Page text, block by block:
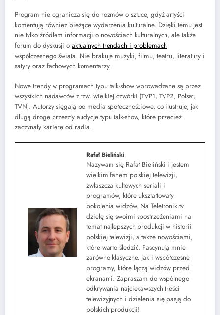
Program nie ogranicza się do rozmów o sztuce, gdyż artyści
komentują również bieżące wydarzenia kulturalne. Dzięki temu jest
nie tylko źródłem informacji o nowościach kulturalnych, ale także
forum do dyskusji o aktualnych trendach i problemach
współczesnego świata. Nie brakuje muzyki, filmu, teatru, literatury i
satyry oraz fachowych komentarzy.
Nowe trendy w programach typu talk-show wprowadzane są przez
wszystkich nadawców z tzw. wielkiej czwórki (TVP1, TVP2, Polsat,
TVN). Autorzy sięgają po media społecznościowe, co ilustruje, jak
długą drogę przeszły audycje typu talk-show, które przecież
zaczynały karierę od radia.
Rafał Bieliński
Nazywam się Rafał Bieliński i jestem
wielkim fanem polskiej telewizji,
zwłaszcza kultowych seriali i
programów, które ukształtowały
pokolenia widzów. Na Teletronik.tv
dzielę się swoimi spostrzeżeniami na
temat najlepszych produkcji w historii
polskiej telewizji, a także nowościami,
które warto śledzić. Fascynują mnie
zarówno klasyczne, jak i współczesne
programy, które łączą widzów przed
ekranami. Zapraszam do wspólnego
odkrywania najciekawszych treści
telewizyjnych i dzielenia się pasją do
polskich produkcji!